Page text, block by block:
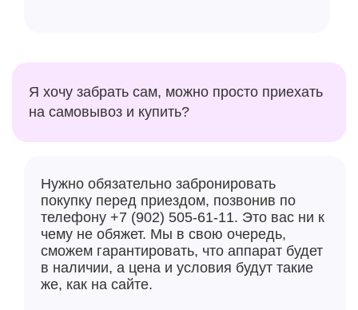
Я хочу забрать сам, можно просто приехать
на самовывоз и купить?
Нужно обязательно забронировать
покупку перед приездом, позвонив по
телефону +7 (902) 505-61-11. Это вас ни к
чему не обяжет. Мы в свою очередь,
сможем гарантировать, что аппарат будет
в наличии, а цена и условия будут такие
же, как на сайте.